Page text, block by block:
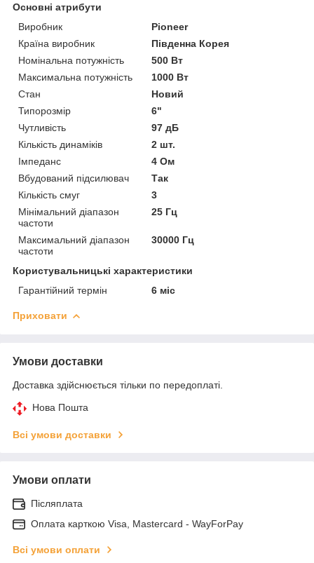
Основні атрибути
Виробник
Pioneer
Країна виробник
Південна Корея
Номінальна потужність
500 Вт
Максимальна потужність
1000 Вт
Стан
Новий
Типорозмір
6"
Чутливість
97 дБ
Кількість динаміків
2 шт.
Імпеданс
4 Ом
Вбудований підсилювач
Так
Кількість смуг
3
Мінімальний діапазон
частоти
25 Гц
Максимальний діапазон
частоти
30000 Гц
Користувальницькі характеристики
Гарантійний термін
6 міс
Приховати
Умови доставки
Доставка здійснюється тільки по передоплаті.
Нова Пошта
Всі умови доставки
Умови оплати
Післяплата
Оплата карткою Visa, Mastercard - WayForPay
Всі умови оплати